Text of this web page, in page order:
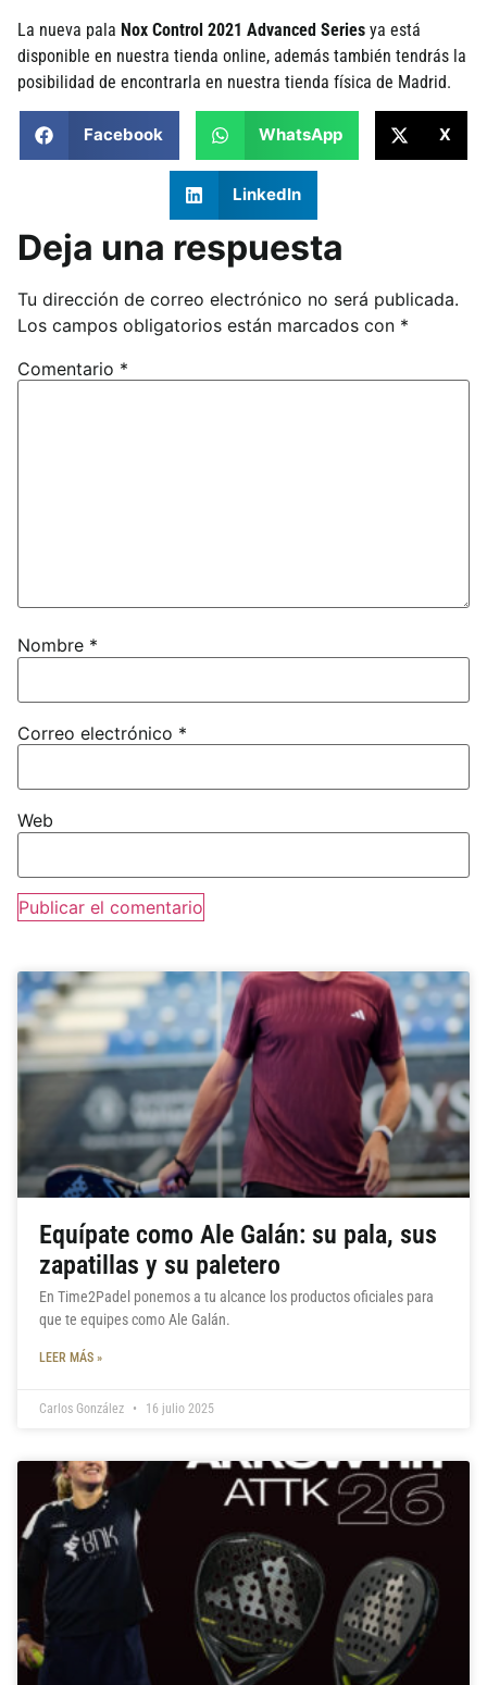
La nueva pala Nox Control 2021 Advanced Series ya está
disponible en nuestra tienda online, además también tendrás la
posibilidad de encontrarla en nuestra tienda física de Madrid.
Facebook WhatsApp X
LinkedIn
Deja una respuesta
Tu dirección de correo electrónico no será publicada.
Los campos obligatorios están marcados con *
Comentario *
Nombre *
Correo electrónico *
Web
Equípate como Ale Galán: su pala, sus
zapatillas y su paletero
En Time2Padel ponemos a tu alcance los productos oficiales para
que te equipes como Ale Galán.
LEER MÁS »
Carlos González 16 julio 2025